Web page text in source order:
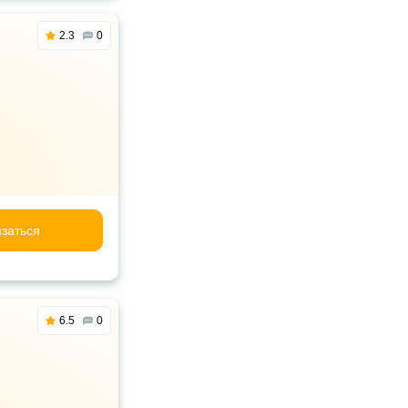
2.3 0
6.5 0